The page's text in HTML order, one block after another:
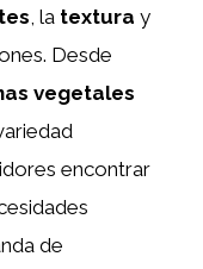
, la textura y
Desde
vegetales
encontrar
de